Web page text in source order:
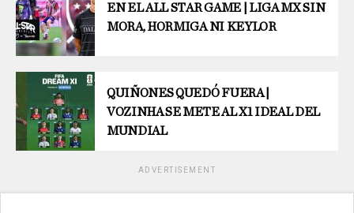
EN EL ALL STAR GAME | LIGA MX SIN
MORA, HORMIGA NI KEYLOR
QUIÑONES QUEDÓ FUERA |
VOZINHA SE METE AL X1 IDEAL DEL
MUNDIAL
ADVERTISEMENT